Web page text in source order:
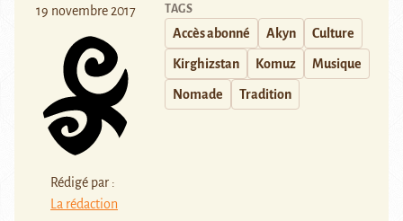
19 novembre 2017
Rédigé par :
La rédaction
TAGS
Accès abonné Akyn Culture
Kirghizstan Komuz Musique
Nomade Tradition